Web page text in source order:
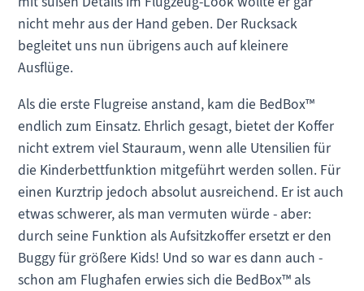
nicht mehr aus der Hand geben. Der Rucksack
begleitet uns nun übrigens auch auf kleinere
Ausflüge.
Als die erste Flugreise anstand, kam die BedBox™
endlich zum Einsatz. Ehrlich gesagt, bietet der Koffer
nicht extrem viel Stauraum, wenn alle Utensilien für
die Kinderbettfunktion mitgeführt werden sollen. Für
einen Kurztrip jedoch absolut ausreichend. Er ist auch
etwas schwerer, als man vermuten würde - aber:
durch seine Funktion als Aufsitzkoffer ersetzt er den
Buggy für größere Kids! Und so war es dann auch -
schon am Flughafen erwies sich die BedBox™ als